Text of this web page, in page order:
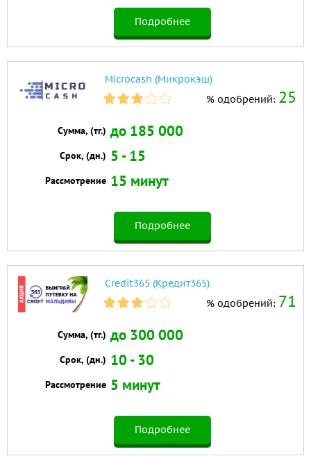
Подробнее
Microcash (Микрокэш)
% одобрений: 25
Сумма, (тг.) до 185 000
Срок, (дн.) 5 - 15
Рассмотрение 15 минут
Подробнее
Credit365 (Кредит365)
% одобрений: 71
Сумма, (тг.) до 300 000
Срок, (дн.) 10 - 30
Рассмотрение 5 минут
Подробнее